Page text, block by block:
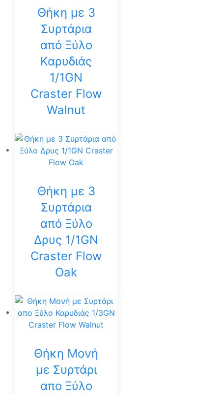
Θήκη με 3
Συρτάρια
από Ξύλο
Καρυδιάς
1/1GN
Craster Flow
Walnut
Θήκη με 3
Συρτάρια
από Ξύλο
Δρυς 1/1GN
Craster Flow
Oak
Θήκη Μονή
με Συρτάρι
απο Ξύλο